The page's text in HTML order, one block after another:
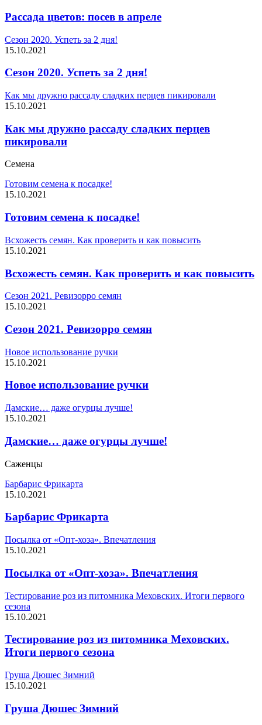
Рассада цветов: посев в апреле
Сезон 2020. Успеть за 2 дня!
15.10.2021
Сезон 2020. Успеть за 2 дня!
Как мы дружно рассаду сладких перцев пикировали
15.10.2021
Как мы дружно рассаду сладких перцев
пикировали
Семена
Готовим семена к посадке!
15.10.2021
Готовим семена к посадке!
Всхожесть семян. Как проверить и как повысить
15.10.2021
Всхожесть семян. Как проверить и как повысить
Сезон 2021. Ревизорро семян
15.10.2021
Сезон 2021. Ревизорро семян
Новое использование ручки
15.10.2021
Новое использование ручки
Дамские… даже огурцы лучше!
15.10.2021
Дамские… даже огурцы лучше!
Саженцы
Барбарис Фрикарта
15.10.2021
Барбарис Фрикарта
Посылка от «Опт-хоза». Впечатления
15.10.2021
Посылка от «Опт-хоза». Впечатления
Тестирование роз из питомника Меховских. Итоги первого
сезона
15.10.2021
Тестирование роз из питомника Меховских.
Итоги первого сезона
Груша Дюшес Зимний
15.10.2021
Груша Дюшес Зимний